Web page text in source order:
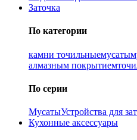
Заточка
По категории
камни точильныемусаты
алмазным покрытием
По серии
МусатыУстройства для
Кухонные аксессуары